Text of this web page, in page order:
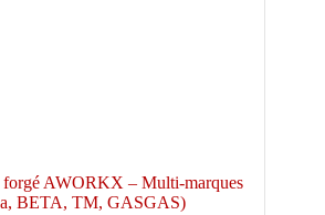
AWORKX – Multi-marques
BETA, TM, GASGAS)